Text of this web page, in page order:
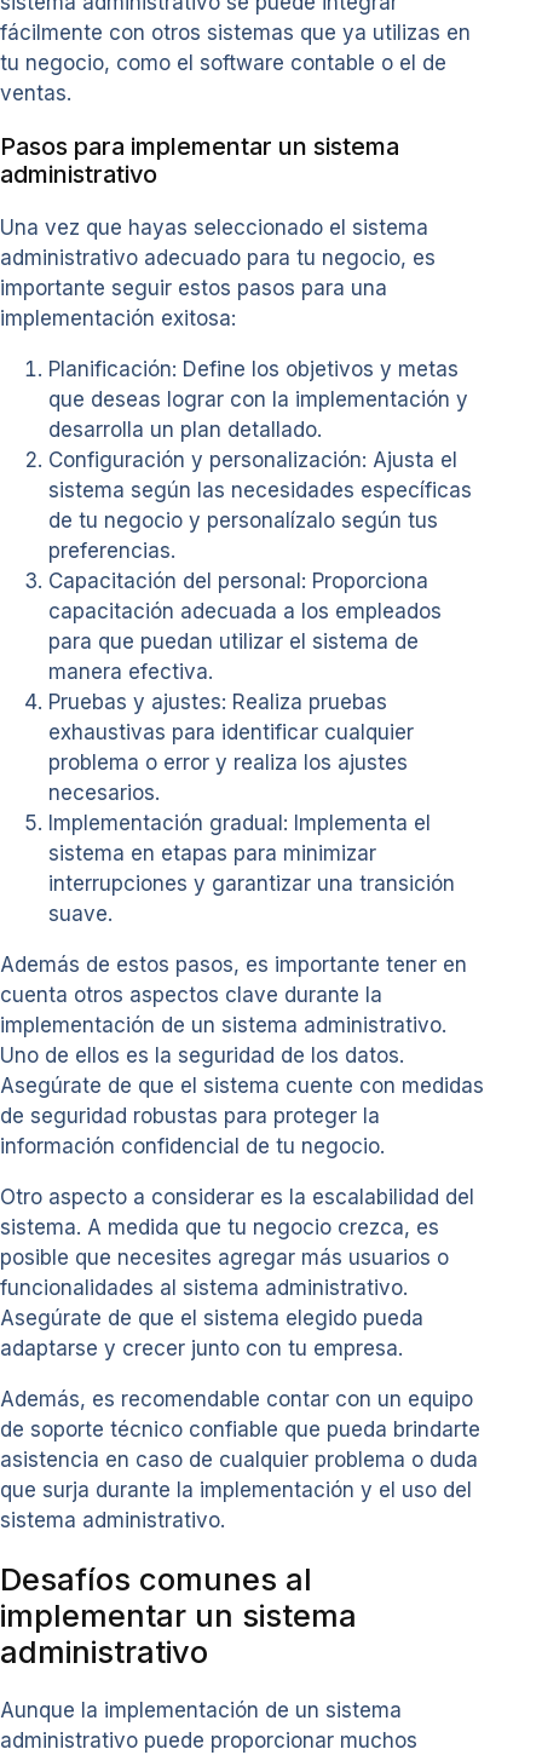
fácilmente con otros sistemas que ya utilizas en
tu negocio, como el software contable o el de
ventas.
Pasos para implementar un sistema
administrativo
Una vez que hayas seleccionado el sistema
administrativo adecuado para tu negocio, es
importante seguir estos pasos para una
implementación exitosa:
Planificación: Define los objetivos y metas
que deseas lograr con la implementación y
desarrolla un plan detallado.
Configuración y personalización: Ajusta el
sistema según las necesidades específicas
de tu negocio y personalízalo según tus
preferencias.
Capacitación del personal: Proporciona
capacitación adecuada a los empleados
para que puedan utilizar el sistema de
manera efectiva.
Pruebas y ajustes: Realiza pruebas
exhaustivas para identificar cualquier
problema o error y realiza los ajustes
necesarios.
Implementación gradual: Implementa el
sistema en etapas para minimizar
interrupciones y garantizar una transición
suave.
Además de estos pasos, es importante tener en
cuenta otros aspectos clave durante la
implementación de un sistema administrativo.
Uno de ellos es la seguridad de los datos.
Asegúrate de que el sistema cuente con medidas
de seguridad robustas para proteger la
información confidencial de tu negocio.
Otro aspecto a considerar es la escalabilidad del
sistema. A medida que tu negocio crezca, es
posible que necesites agregar más usuarios o
funcionalidades al sistema administrativo.
Asegúrate de que el sistema elegido pueda
adaptarse y crecer junto con tu empresa.
Además, es recomendable contar con un equipo
de soporte técnico confiable que pueda brindarte
asistencia en caso de cualquier problema o duda
que surja durante la implementación y el uso del
sistema administrativo.
Desafíos comunes al
implementar un sistema
administrativo
Aunque la implementación de un sistema
administrativo puede proporcionar muchos